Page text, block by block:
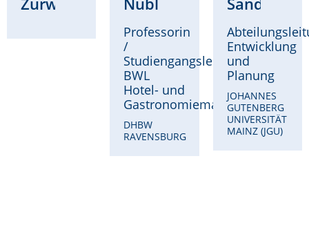
Professorin
/
Studiengangsleitung
BWL
Hotel- und
Gastronomiemanagement
DHBW
RAVENSBURG
Entwicklung
und
Planung
JOHANNES
GUTENBERG
UNIVERSITÄT
MAINZ (JGU)